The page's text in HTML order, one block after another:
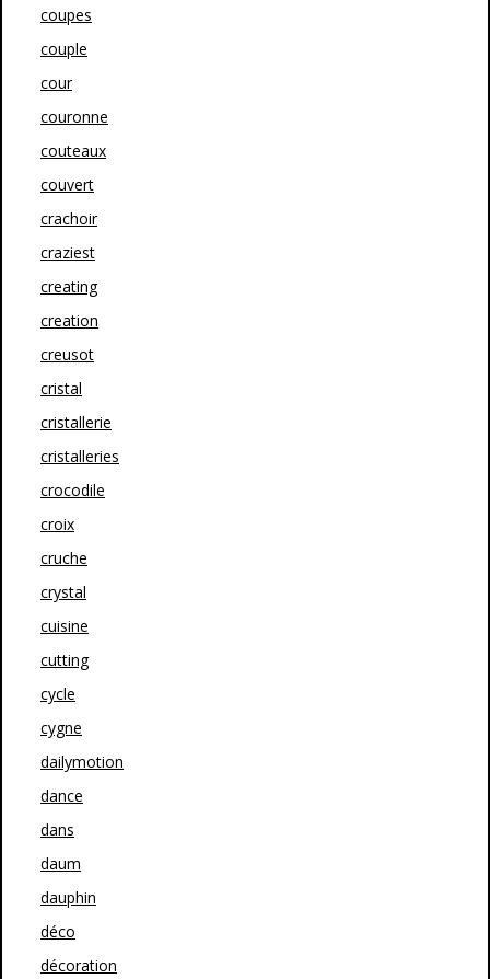
coupes
couple
cour
couronne
couteaux
couvert
crachoir
craziest
creating
creation
creusot
cristal
cristallerie
cristalleries
crocodile
croix
cruche
crystal
cuisine
cutting
cycle
cygne
dailymotion
dance
dans
daum
dauphin
déco
décoration